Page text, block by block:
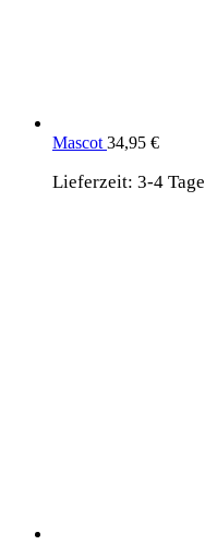
Mascot 34,95 €
Lieferzeit: 3-4 Tage